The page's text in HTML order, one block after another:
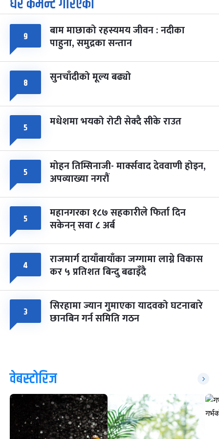
आइत चैत्र ७, २०८३-Mar 21, 2027
८ फागुपूर्णिमा
चैत्र ८, २०८३-Mar 22, 2027
७ महिना बाँकी
९ बाम माछाको रहस्यमय जीवन : नदीका
पाहुना, समुद्रका सन्तान
८ सुनचाँदीको मूल्य बढ्यो
५ मधेशमा भयको रोटी सेक्दै सीके राउत
५ मोहन तिम्सिनाजी- मार्क्सवाद देववाणी होइन,
अपव्याख्या नगरौं
५ महानगरका १८७ सहकारीले फिर्ता दिन
सकेनन् सवा ८ अर्ब
४ राजमार्ग दायाँबायाँका जग्गामा लाग्ने विकास
कर ५ प्रतिशत बिन्दु बढाइँदै
३ सिरहामा ज्यान गुमाएका यादवको घटनाबारे
छानबिन गर्न समिति गठन
वेबस्टोरिज